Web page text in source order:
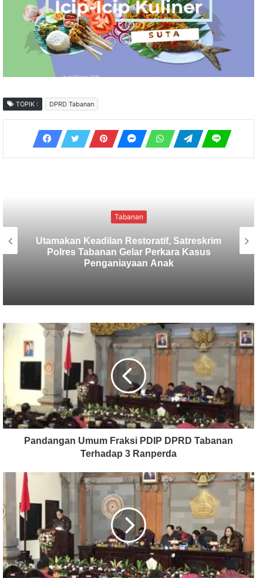
TOPIK : DPRD Tabanan
Tabanan
Sekretaris SMSI Tabanan Maju Jadi
Kandidat Ketua IMI Bali, Ketua SMSI
Tabanan Berikan Dukungan
Pandangan Umum Fraksi PDIP DPRD Tabanan
Terhadap 3 Ranperda